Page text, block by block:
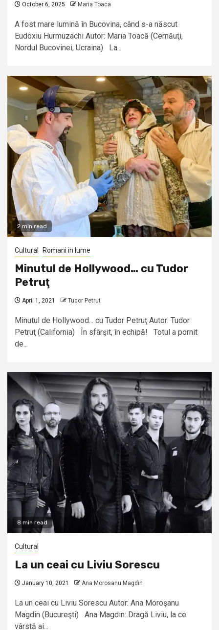
October 6, 2025 Maria Toaca
A fost mare lumină în Bucovina, când s-a născut
Eudoxiu Hurmuzachi Autor: Maria Toacă (Cernăuţi,
Nordul Bucovinei, Ucraina) La...
2 min read
Cultural Romani in lume
Minutul de Hollywood… cu Tudor
Petruţ
April 1, 2021 Tudor Petrut
Minutul de Hollywood... cu Tudor Petruţ Autor: Tudor
Petruţ (California) În sfârşit, în echipă! Totul a pornit
de...
8 min read
Cultural
La un ceai cu Liviu Sorescu
January 10, 2021 Ana Morosanu Magdin
La un ceai cu Liviu Sorescu Autor: Ana Moroşanu
Magdin (Bucureşti) Ana Magdin: Dragă Liviu, la ce
vârstă ai...